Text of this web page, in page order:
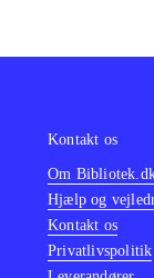
Kontakt os
Om
Hjælp og
Kontakt os
Privatlivspolitik